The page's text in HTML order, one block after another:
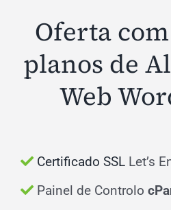
Oferta
planos de
Web
Certificado SSLLet’s
Painel de Controlo